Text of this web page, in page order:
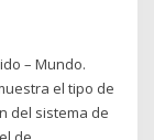
– Mundo.
el tipo de
del sistema de